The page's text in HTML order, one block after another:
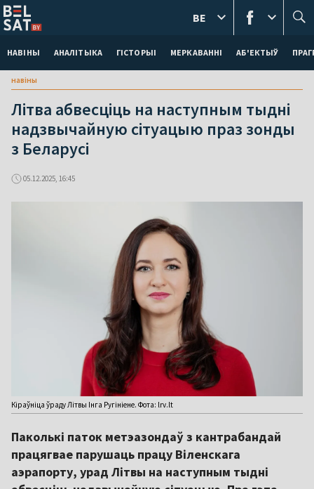
НАВІНЫ АНАЛІТЫКА ГІСТОРЫІ МЕРКАВАННI АБ'ЕКТЫЎ
BE
навіны
Літва абвесціць на наступным тыдні
надзвычайную сітуацыю праз зонды
з Беларусі
05.12.2025, 16:45
Кіраўніца ўраду Літвы Інга Ругініене. Фота: lrv.lt
Паколькі паток метэазондаў з кантрабандай
працягвае парушаць працу Віленскага
аэрапорту, урад Літвы на наступным тыдні